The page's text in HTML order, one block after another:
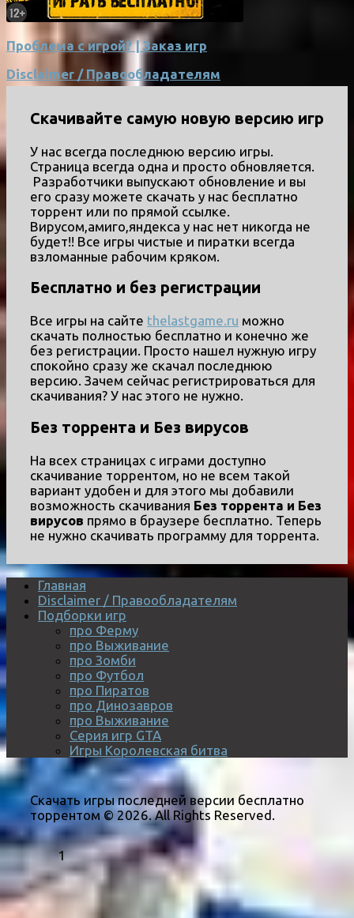
Проблема с игрой? | Заказ игр
Disclaimer / Правообладателям
Скачивайте самую новую версию игр
У нас всегда последнюю версию игры.
Страница всегда одна и просто обновляется.
Разработчики выпускают обновление и вы
его сразу можете скачать у нас бесплатно
торрент или по прямой ссылке.
Вирусом,амиго,яндекса у нас нет никогда не
будет!! Все игры чистые и пиратки всегда
взломанные рабочим кряком.
Бесплатно и без регистрации
Все игры на сайте thelastgame.ru можно
скачать полностью бесплатно и конечно же
без регистрации. Просто нашел нужную игру
спокойно сразу же скачал последнюю
версию. Зачем сейчас регистрироваться для
скачивания? У нас этого не нужно.
Без торрента и Без вирусов
На всех страницах с играми доступно
скачивание торрентом, но не всем такой
вариант удобен и для этого мы добавили
возможность скачивания Без торрента и Без
вирусов прямо в браузере бесплатно. Теперь
не нужно скачивать программу для торрента.
Главная
Disclaimer / Правообладателям
Подборки игр
про Ферму
про Выживание
про Зомби
про Футбол
про Пиратов
про Динозавров
про Выживание
Серия игр GTA
Игры Королевская битва
Скачать игры последней версии бесплатно
торрентом © 2026. All Rights Reserved.
1